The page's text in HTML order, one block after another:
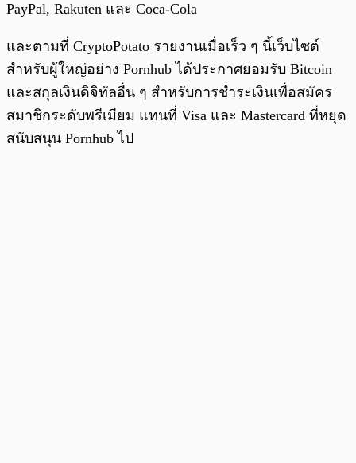
PayPal, Rakuten และ Coca-Cola
และตามที่ CryptoPotato รายงานเมื่อเร็ว ๆ นี้เว็บไซต์
สำหรับผู้ใหญ่อย่าง Pornhub ได้ประกาศยอมรับ Bitcoin
และสกุลเงินดิจิทัลอื่น ๆ สำหรับการชำระเงินเพื่อสมัคร
สมาชิกระดับพรีเมียม แทนที่ Visa และ Mastercard ที่หยุด
สนับสนุน Pornhub ไป